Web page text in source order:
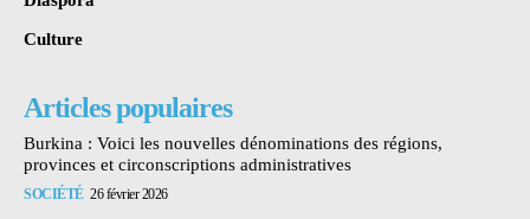
Culture
Articles populaires
Burkina : Voici les nouvelles dénominations des régions,
provinces et circonscriptions administratives
SOCIÉTÉ 26 février 2026